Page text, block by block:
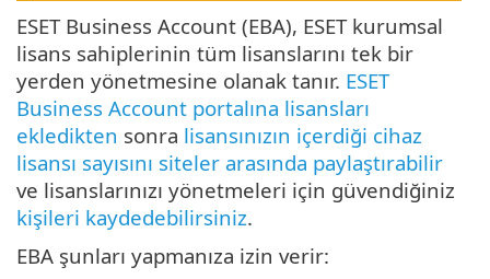
ESET Business Account (EBA), ESET kurumsal
lisans sahiplerinin tüm lisanslarını tek bir
yerden yönetmesine olanak tanır. ESET
Business Account portalına lisansları
ekledikten sonra lisansınızın içerdiği cihaz
lisansı sayısını siteler arasında paylaştırabilir
ve lisanslarınızı yönetmeleri için güvendiğiniz
kişileri kaydedebilirsiniz.
EBA şunları yapmanıza izin verir: